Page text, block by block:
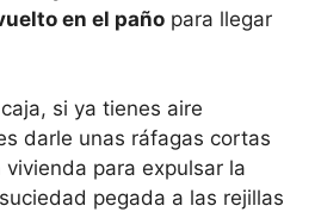
en el paño para llegar
si ya tienes aire
darle unas ráfagas cortas
para expulsar la
pegada a las rejillas